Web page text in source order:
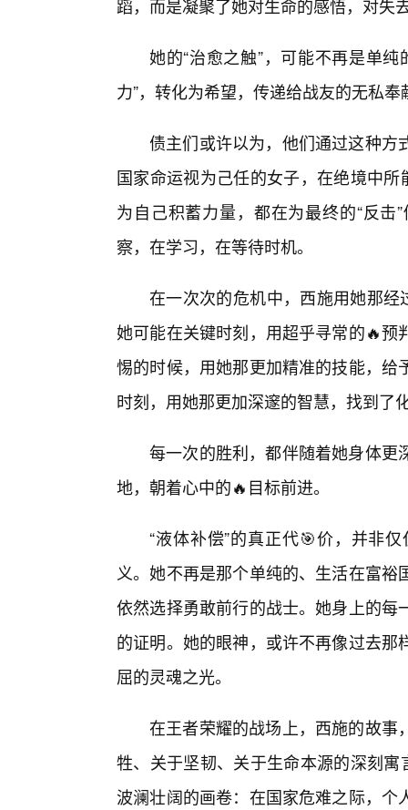
蹈，而是凝聚了她对生命的感悟，对失
她的“治愈之触”，可能不再是单
力”，转化为希望，传递给战友的无私奉
债主们或许以为，他们通过这种方
国家命运视为己任的女子，在绝境中
为自己积蓄力量，都在为最终的“反
察，在学习，在等待时机。
在一次次的危机中，西施用她那经
她可能在关键时刻，用超乎寻常的🔥
惕的时候，用她那更加精准的技能，
时刻，用她那更加深邃的智慧，找到了
每一次的胜利，都伴随着她身体更
地，朝着心中的🔥目标前进。
“液体补偿”的真正代🎯价，并非
义。她不再是那个单纯的、生活在富
依然选择勇敢前行的战士。她身上的
的证明。她的眼神，或许不再像过去
屈的灵魂之光。
在王者荣耀的战场上，西施的故事
牲、关于坚韧、关于生命本源的深刻
波澜壮阔的画卷：在国家危难之际，